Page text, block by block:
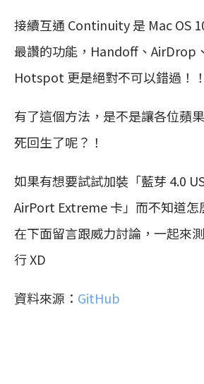
接續互通 Continuity 是 Mac OS
最讚的功能，Handoff、AirDrop
Hotspot 更是絕對不可以錯過！！
有了這個方法，是不是讓各位蘋
死回生了呢？！
如果有想要試試加裝「藍芽 4.0
AirPort Extreme 卡」而不知道怎
在下面留言跟威力討論，一起來
行 XD
資料來源： GitHub